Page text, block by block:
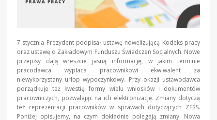
7 stycznia Prezydent podpisał ustawę nowelizującą Kodeks pracy
oraz ustawę o Zakładowym Funduszu Świadczeń Socjalnych. Nowe
przepisy dają wreszcie jasną informację, w jakim terminie
pracodawca wypłaca pracownikowi ekwiwalent za
niewykorzystany urlop wypoczynkowy. Przy okazji ustawodawca
porządkuje też kwestię formy wielu wniosków i dokumentów
pracowniczych, pozwalając na ich elektronizację. Zmiany dotyczą
też reprezentacji pracowników w sprawach dotyczących ZFŚS.
Poniżej opisujemy, na czym dokładnie polegają zmiany. Nowa